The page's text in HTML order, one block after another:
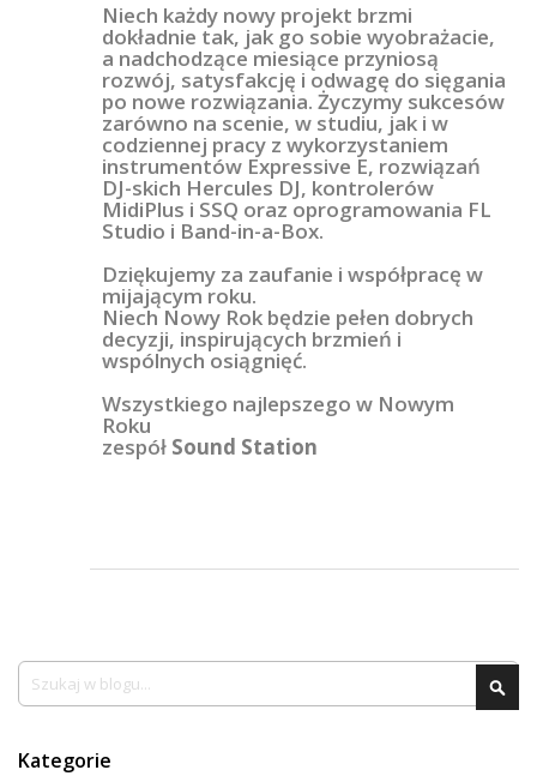
Niech każdy nowy projekt brzmi
dokładnie tak, jak go sobie wyobrażacie,
a nadchodzące miesiące przyniosą
rozwój, satysfakcję i odwagę do sięgania
po nowe rozwiązania. Życzymy sukcesów
zarówno na scenie, w studiu, jak i w
codziennej pracy z wykorzystaniem
instrumentów Expressive E, rozwiązań
DJ-skich Hercules DJ, kontrolerów
MidiPlus i SSQ oraz oprogramowania FL
Studio i Band-in-a-Box.
Dziękujemy za zaufanie i współpracę w
mijającym roku.
Niech Nowy Rok będzie pełen dobrych
decyzji, inspirujących brzmień i
wspólnych osiągnięć.
Wszystkiego najlepszego w Nowym
Roku
zespół Sound Station
Szukaj
Kategorie